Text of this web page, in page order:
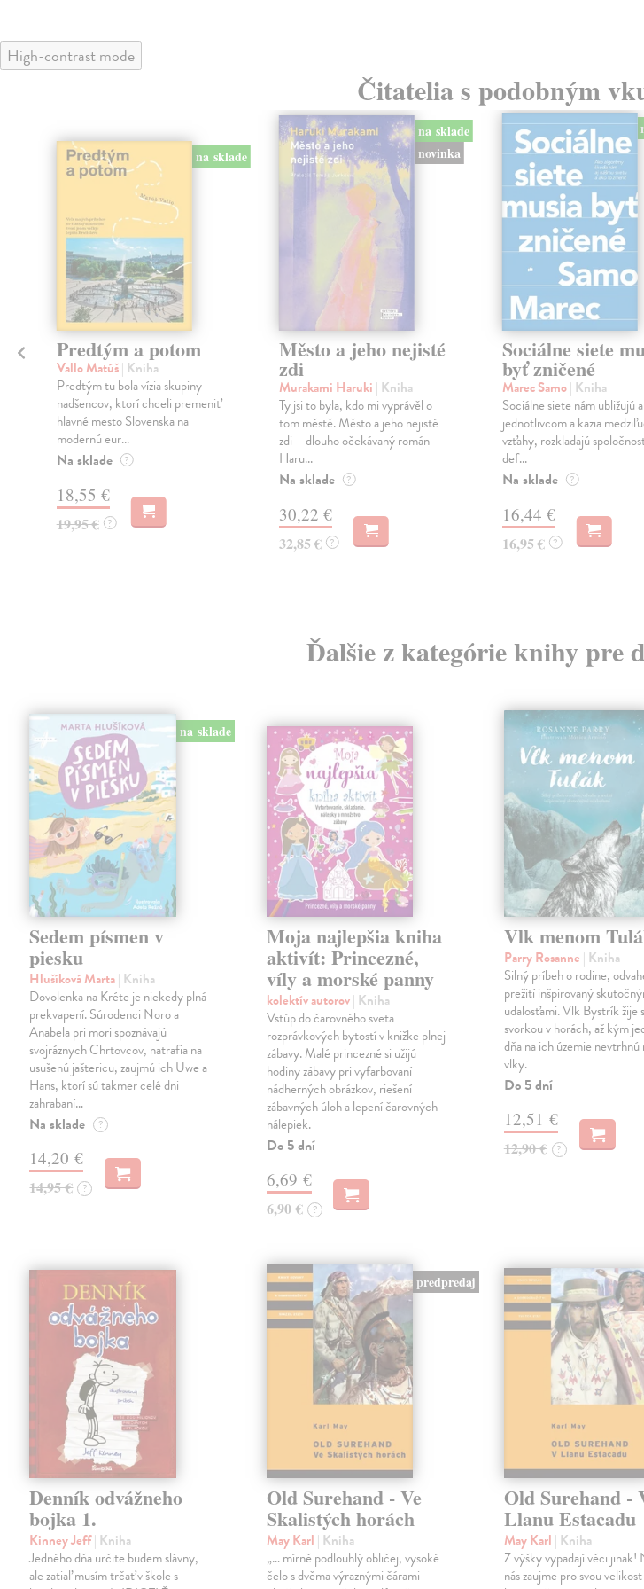
High-contrast mode
Čitatelia s podobným
na sklade
Predtým a potom
Vallo Matúš| Kniha
Predtým tu bola vízia skupiny
nadšencov, ktorí chceli premeniť
hlavné mesto Slovenska na
modernú eur...
Na sklade ?
18,55 €
19,95 € ?
na sklade
novinka
Město a jeho nejisté
zdi
Murakami Haruki | Kniha
Ty jsi to byla, kdo mi vyprávěl o
tom městě. Město a jeho nejisté
zdi – dlouho očekávaný román
Haru...
Na sklade ?
30,22 €
32,85 € ?
Sociálne siete
byť zničené
Marec Samo| Kniha
Sociálne siete nám ubližujú
jednotlivcom a kazia
vzťahy, rozkladajú
def...
Na sklade ?
16,44 €
16,95 € ?
Ďalšie z kategórie knihy pre
na sklade
Sedem písmen v
piesku
Hlušíková Marta| Kniha
Dovolenka na Kréte je niekedy plná
prekvapení. Súrodenci Noro a
Anabela pri mori spoznávajú
svojráznych Chrtovcov, natrafia na
usušenú jaštericu, zaujmú ich Uwe a
Hans, ktorí sú takmer celé dni
zahrabaní…
Na sklade ?
14,20 €
14,95 € ?
Moja najlepšia kniha
aktivít: Princezné,
víly a morské panny
kolektív autorov| Kniha
Vstúp do čarovného sveta
rozprávkových bytostí v knižke plnej
zábavy. Malé princezné si užijú
hodiny zábavy pri vyfarbovaní
nádherných obrázkov, riešení
zábavných úloh a lepení čarovných
nálepiek.
Do 5 dní
6,69 €
6,90 € ?
Vlk menom
Parry Rosanne | Kniha
Silný príbeh o rodine,
prežití inšpirovaný
udalosťami. Vlk Bystrík žije
svorkou v horách, až kým
dňa na ich územie nevtrhnú
vlky.
Do 5 dní
12,51 €
12,90 € ?
Denník odvážneho
bojka 1.
Kinney Jeff| Kniha
Jedného dňa určite budem slávny,
ale zatiaľ musím trčať v škole s
predpredaj
Old Surehand - Ve
Skalistých horách
May Karl | Kniha
„… mírně podlouhlý obličej, vysoké
čelo s dvěma výraznými čárami
Old Surehand -
Llanu Estacadu
May Karl | Kniha
Z výšky vypadají věci jinak!
nás zaujme pro svou